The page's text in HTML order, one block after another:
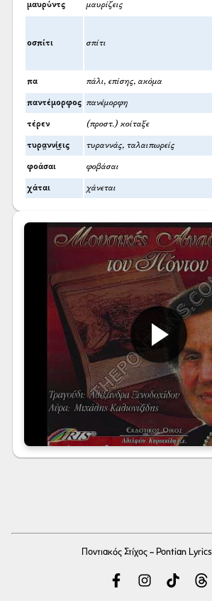
μαυρύντς μαυρίζεις
οσπίτι σπίτι
πα πάλι, επίσης, ακόμα
παντέμορφος πανέμορφη
τέρεν (προστ.) κοίταξε
τυρα̤ννί͜εις τυραννάς, ταλαιπωρείς
φοάσαι φοβάσαι
χάται χάνεται
Ποντιακός Στίχος - Pontian